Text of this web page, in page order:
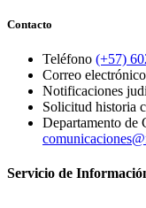
Contacto
Teléfono (+57)
Correo electrónico
Notificaciones
Solicitud historia
Departamento de
Servicio de